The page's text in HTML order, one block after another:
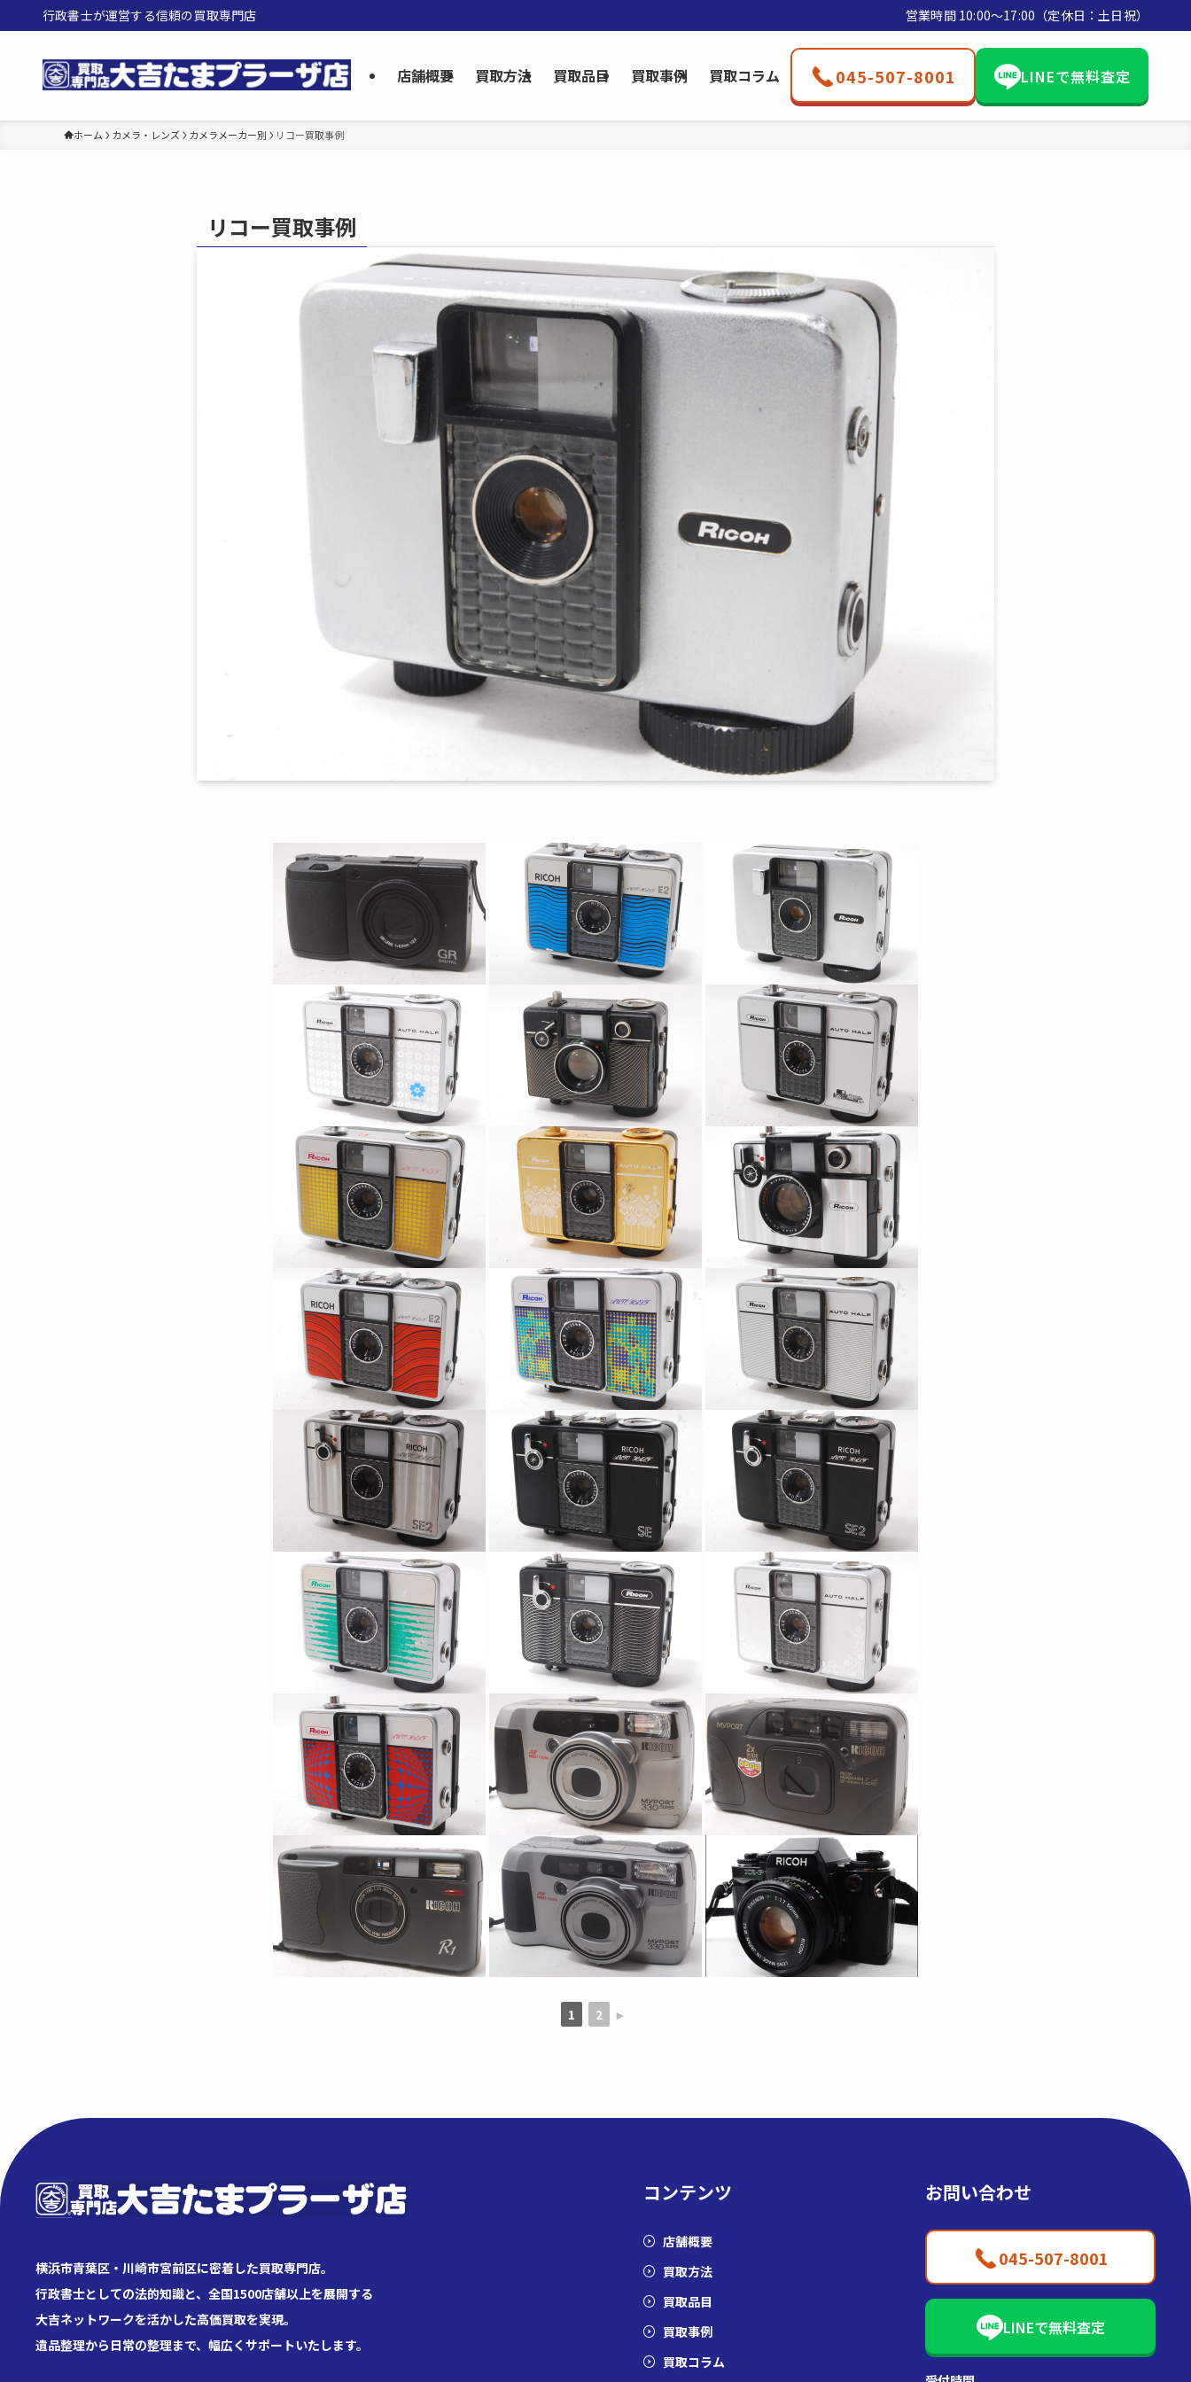
行政書士が運営する信頼の買取専門店 営業時間 10:00〜17:00（定休日：土日祝）
店舗概要 買取方法 買取品目 買取事例 買取コラム 045-507-8001 LINEで無料査定
ホーム カメラ・レンズ カメラメーカー別 リコー買取事例
リコー買取事例
1 2 ►
横浜市青葉区・川崎市宮前区に密着した買取専門店。
行政書士としての法的知識と、全国1500店舗以上を展開する
大吉ネットワークを活かした高価買取を実現。
遺品整理から日常の整理まで、幅広くサポートいたします。
コンテンツ
店舗概要
買取方法
買取品目
買取事例
買取コラム
お問い合わせ
045-507-8001
LINEで無料査定